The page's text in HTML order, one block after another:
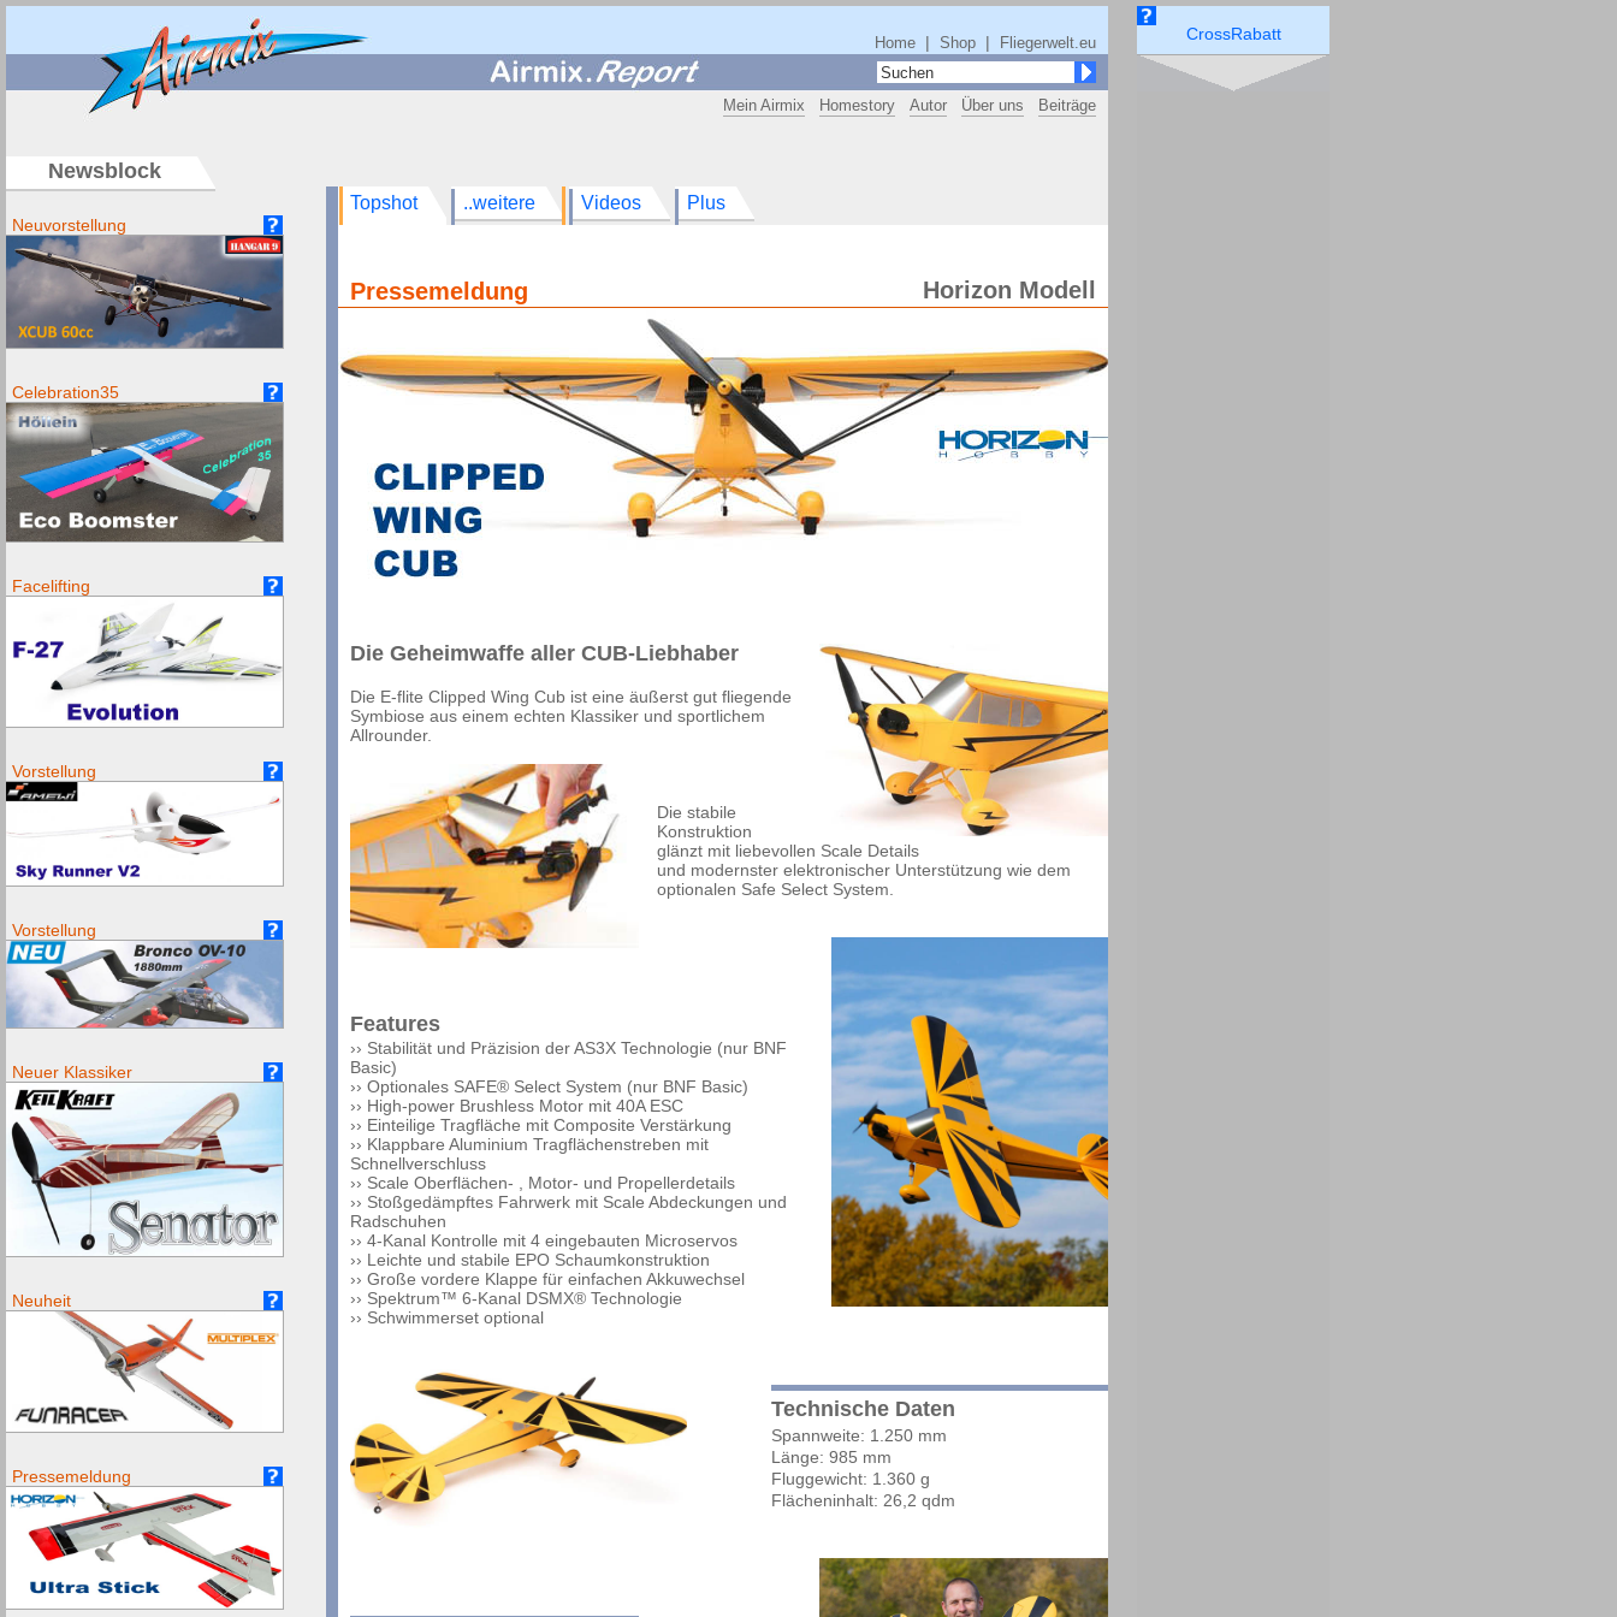
Home | Shop | Fliegerwelt.eu
Mein Airmix Homestory Autor Über uns Beiträge
Newsblock
Neuvorstellung
Celebration35
Facelifting
Vorstellung
Vorstellung
Neuer Klassiker
Neuheit
Pressemeldung
Topshot ..weitere Videos Plus
Pressemeldung Horizon Modell
Die Geheimwaffe aller CUB-Liebhaber
Die E-flite Clipped Wing Cub ist eine äußerst gut fliegende
Symbiose aus einem echten Klassiker und sportlichem
Allrounder.
Die stabile
Konstruktion
glänzt mit liebevollen Scale Details
und modernster elektronischer Unterstützung wie dem
optionalen Safe Select System.
Features
›› Stabilität und Präzision der AS3X Technologie (nur BNF
Basic)
›› Optionales SAFE® Select System (nur BNF Basic)
›› High-power Brushless Motor mit 40A ESC
›› Einteilige Tragfläche mit Composite Verstärkung
›› Klappbare Aluminium Tragflächenstreben mit
Schnellverschluss
›› Scale Oberflächen- , Motor- und Propellerdetails
›› Stoßgedämpftes Fahrwerk mit Scale Abdeckungen und
Radschuhen
›› 4-Kanal Kontrolle mit 4 eingebauten Microservos
›› Leichte und stabile EPO Schaumkonstruktion
›› Große vordere Klappe für einfachen Akkuwechsel
›› Spektrum™ 6-Kanal DSMX® Technologie
›› Schwimmerset optional
Technische Daten
Spannweite: 1.250 mm
Länge: 985 mm
Fluggewicht: 1.360 g
Flächeninhalt: 26,2 qdm
CrossRabatt